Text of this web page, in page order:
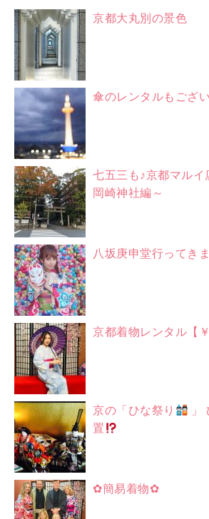
京都大丸別の景色
傘のレンタルもござ
七五三も♪京都マルイ
岡崎神社編～
八坂庚申堂行ってき
京都着物レンタル【
京の「ひな祭り 」
置
✿簡易着物✿